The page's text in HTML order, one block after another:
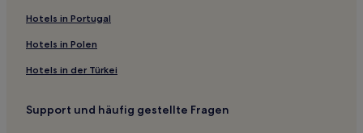
Luxus in Torquay
Hotels mit Pool in Torquay
Hotels mit Küchenzeile in Rosebud
Haustierfreundliche in Daylesford
Hotels in Portugal
Hotels in Polen
Hotels in der Türkei
Support und häufig gestellte Fragen